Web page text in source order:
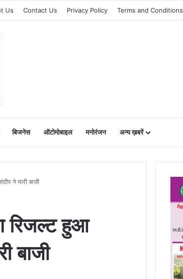
Us Contact Us Privacy Policy Terms and Conditions
बिजनेस ऑटोमोबाइल मनोरंजन अन्य ख़बरें
ने मारी बाजी
हुआ
बाजी